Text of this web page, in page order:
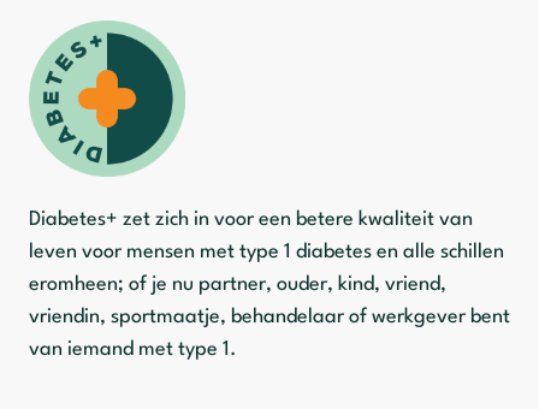
Diabetes+ zet zich in voor een betere kwaliteit van
leven voor mensen met type 1 diabetes en alle schillen
eromheen; of je nu partner, ouder, kind, vriend,
vriendin, sportmaatje, behandelaar of werkgever bent
van iemand met type 1.